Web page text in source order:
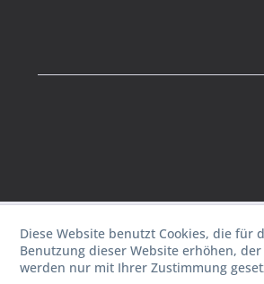
Diese Website benutzt Cookies, die
Benutzung dieser Website erhöhen,
werden nur mit Ihrer Zustimmung